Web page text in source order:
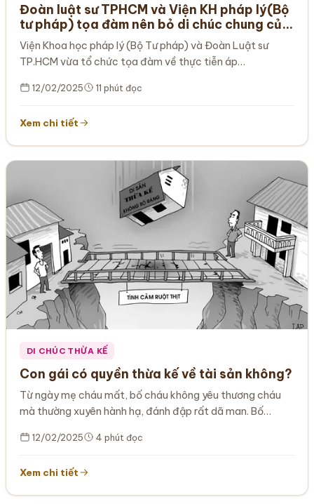
Đoàn luật sư TPHCM và Viện KH pháp lý(Bộ
tư pháp) tọa đàm nên bỏ di chúc chung của
vợ chồng?
Viện Khoa học pháp lý (Bộ Tư pháp) và Đoàn Luật sư
TP.HCM vừa tổ chức tọa đàm về thực tiễn áp…
12/02/2025 11 phút đọc
Xem chi tiết
DI CHÚC THỪA KẾ
Con gái có quyền thừa kế về tài sản không?
Từ ngày mẹ cháu mất, bố cháu không yêu thương cháu
mà thường xuyên hành hạ, đánh đập rất dã man. Bố…
12/02/2025 4 phút đọc
Xem chi tiết